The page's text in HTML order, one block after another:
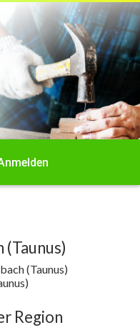
(Taunus)
(Taunus)
Region